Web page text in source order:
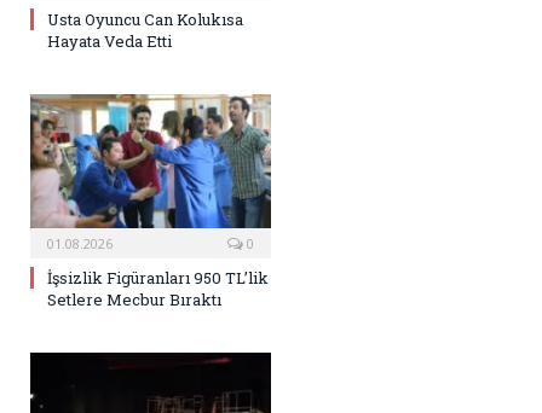
Usta Oyuncu Can Kolukısa
Hayata Veda Etti
01.08.2026 0
İşsizlik Figüranları 950 TL’lik
Setlere Mecbur Bıraktı